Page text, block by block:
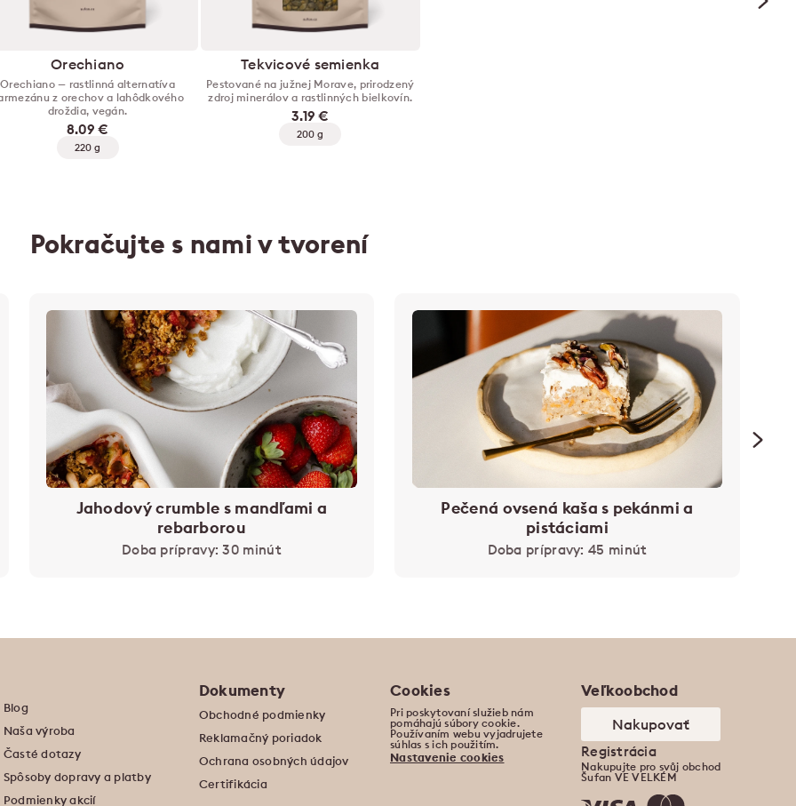
Orechiano
Orechiano — rastlinná alternatíva
z orechov a lahôdkového
droždia, vegán.
8.09 €
220 g
Tekvicové semienka
Pestované na južnej Morave, prirodzený
zdroj minerálov a rastlinných bielkovín.
3.19 €
200 g
Pokračujte s nami v tvorení
Jahodový crumble s mandľami a
rebarborou
Doba prípravy: 30 minút
Pečená ovsená kaša s pekánmi a
pistáciami
Doba prípravy: 45 minút
Blog
Naša výroba
Časté dotazy
Spôsoby dopravy a platby
Podmienky akcií
Dokumenty
Obchodné podmienky
Reklamačný poriadok
Ochrana osobných údajov
Certifikácia
Cookies
Pri poskytovaní služieb nám
pomáhajú súbory cookie.
Používaním webu vyjadrujete
súhlas s ich použitím.
Nastavenie cookies
Veľkoobchod
Nakupovať
Registrácia
Nakupujte pro svůj obchod
Šufan VE VELKÉM